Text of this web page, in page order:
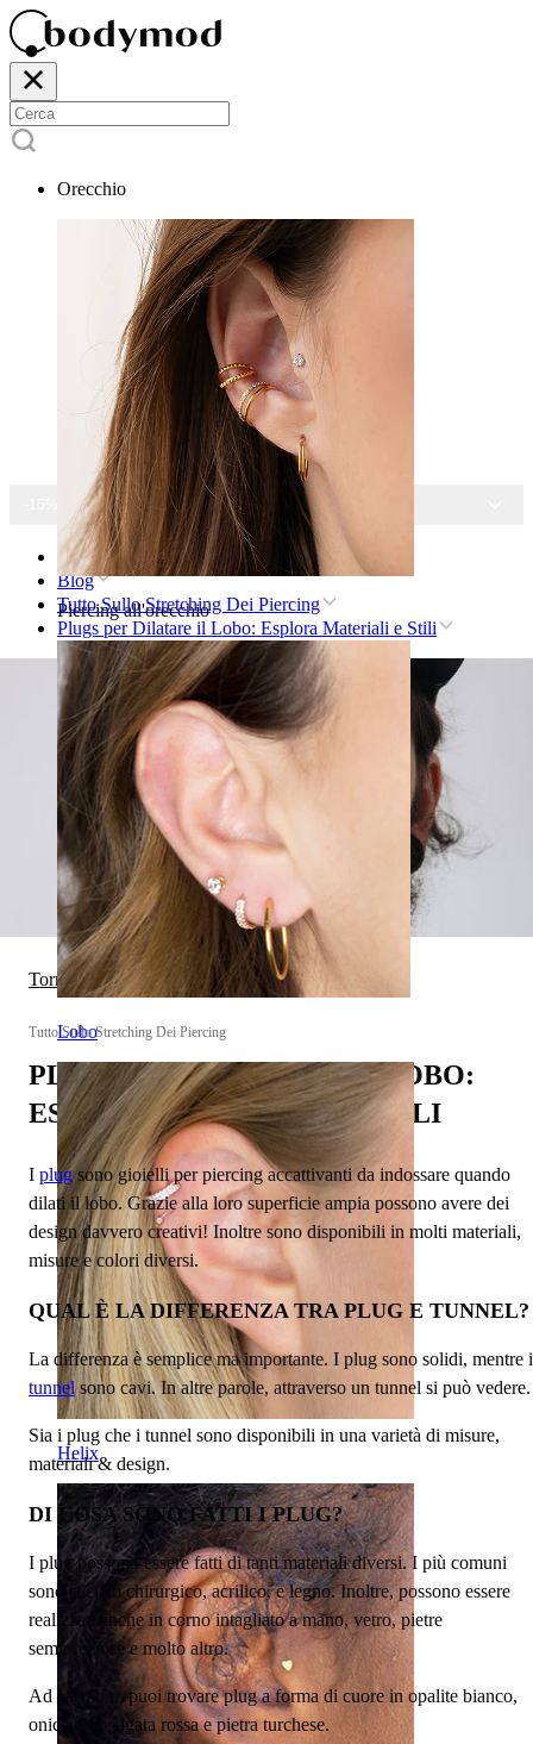
Orecchio
Piercing all'orecchio
Lobo
Helix
-15% SU TUTTI I GIOIELLI
Home
Blog
Tutto Sullo Stretching Dei Piercing
Plugs per Dilatare il Lobo: Esplora Materiali e Stili
Torna a Tutto Sullo Stretching Dei Piercing
Tutto Sullo Stretching Dei Piercing
PLUGS PER DILATARE IL LOBO:
ESPLORA MATERIALI E STILI
I plugsono gioielli per piercing accattivanti da indossare quando
dilati il lobo. Grazie alla loro superficie ampia possono avere dei
design davvero creativi! Inoltre sono disponibili in molti materiali,
misure e colori diversi.
QUAL È LA DIFFERENZA TRA PLUG E TUNNEL?
La differenza è semplice ma importante. I plug sono solidi, mentre i
tunnelsono cavi. In altre parole, attraverso un tunnel si può vedere.
Sia i plug che i tunnel sono disponibili in una varietà di misure,
materiali & design.
DI COSA SONO FATTI I PLUG?
I plug possono essere fatti di tanti materiali diversi. I più comuni
sono acciaio chirurgico, acrilico, e legno. Inoltre, possono essere
realizzati anche in corno intagliato a mano, vetro, pietre
semipreziose e molto altro.
Ad esempio, puoi trovare plug a forma di cuore in opalite bianco,
onice nero, agata rossa e pietra turchese.